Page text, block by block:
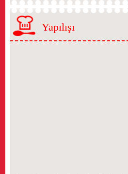
Yapılışı